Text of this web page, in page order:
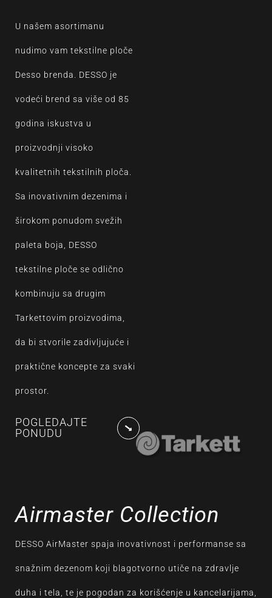
U našem asortimanu
nudimo vam tekstilne ploče
Desso brenda. DESSO je
vodeći brend sa više od 85
godina iskustva u
proizvodnji visoko
kvalitetnih tekstilnih ploča.
Sa inovativnim dezenima i
širokom ponudom svežih
paleta boja, DESSO
tekstilne ploče se odlično
kombinuju sa drugim
Tarkettovim proizvodima,
da bi stvorile zadivljujuće i
praktične koncepte za svaki
prostor.
POGLEDAJTE
PONUDU
Airmaster Collection
DESSO AirMaster spaja inovativnost i performanse sa
snažnim dezenom koji blagotvorno utiče na zdravlje
duha i tela, te je pogodan za korišćenje u kancelarijama,